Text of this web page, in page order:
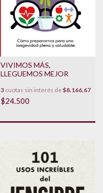
VIVIMOS MÁS,
LLEGUEMOS MEJOR
3 cuotas sin interés de$8.166,67
$24.500